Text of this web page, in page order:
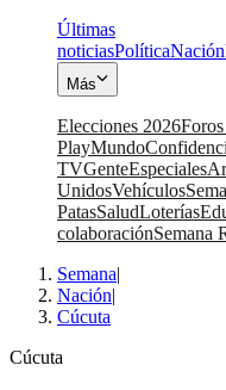
Últimas
noticiasPolíticaNación
Más
Elecciones 2026Foros
PlayMundo
TVGenteEspeciales
UnidosVehículos
PatasSaludLoterías
colaboraciónSemana
Semana|
Nación|
Cúcuta
Cúcuta